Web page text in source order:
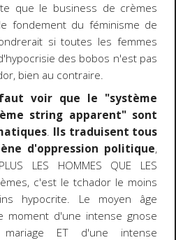
que le business de crèmes
fondement du féminisme de
si toutes les femmes
des bobos n'est pas
bien au contraire.
voir que le "système
string apparent" sont
. Ils traduisent tous
d'oppression politique,
LES HOMMES QUE LES
c'est le tchador le moins
hypocrite. Le moyen âge
moment d'une intense gnose
ET d'une intense